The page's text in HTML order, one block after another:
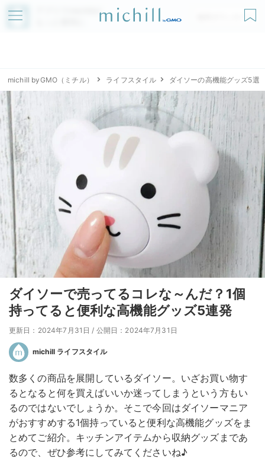
アプリでmichillが
無料ダウンロード
michill byGMO（ミチル） ライフスタイル ダイソーの高機能グッズ5選
ダイソーで売ってるコレな～んだ？1個
持ってると便利な高機能グッズ5連発
更新日：2024年7月31日 / 公開日：2024年7月31日
michill ライフスタイル
数多くの商品を展開しているダイソー。いざお買い物す
るとなると何を買えばいいか迷ってしまうという方もい
るのではないでしょうか。そこで今回はダイソーマニア
がおすすめする1個持っていると便利な高機能グッズをま
とめてご紹介。キッチンアイテムから収納グッズまであ
るので、ぜひ参考にしてみてくださいね♪